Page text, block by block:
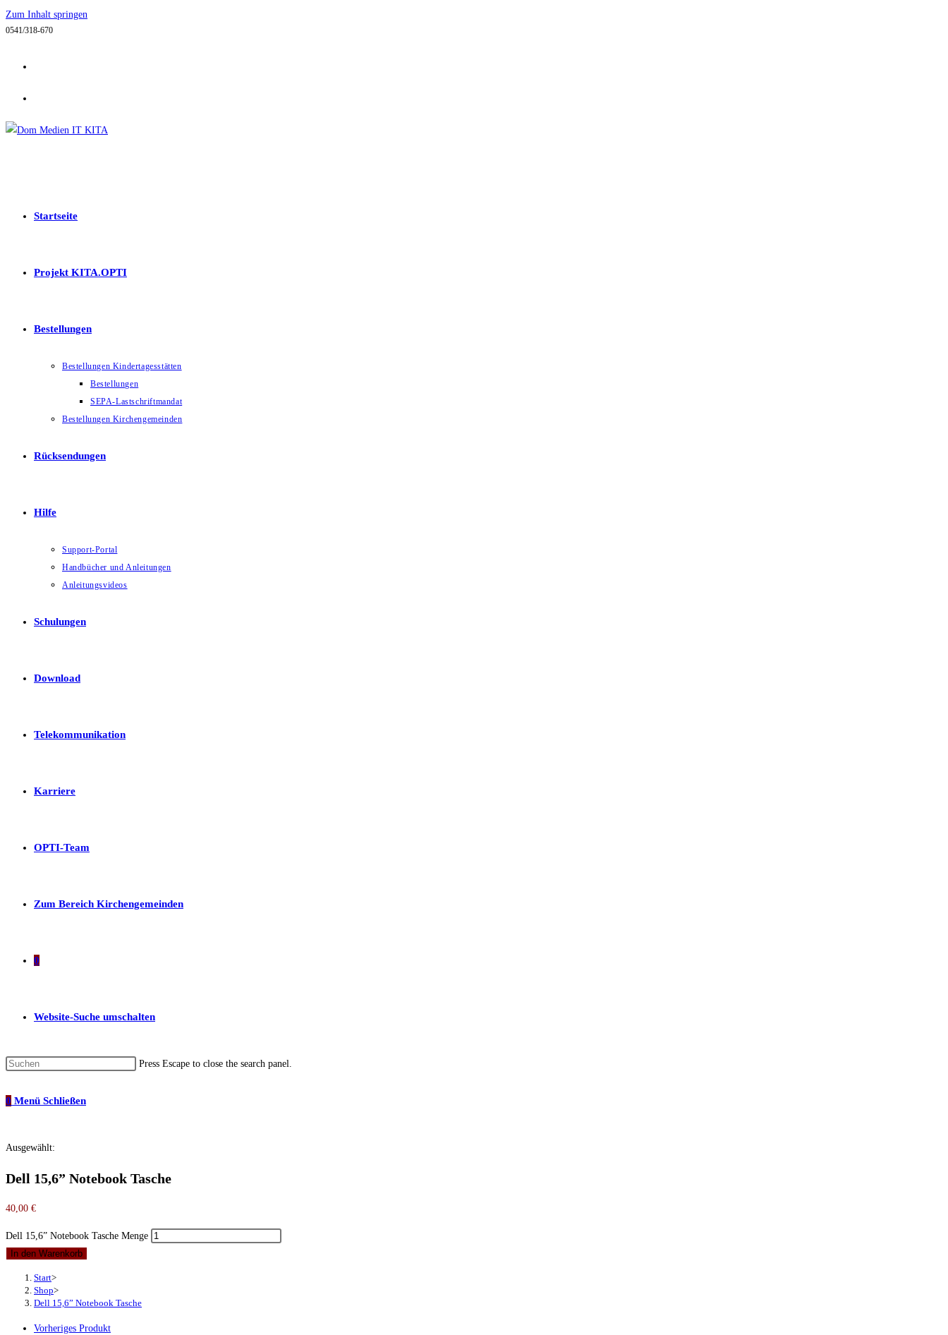
Zum Inhalt springen
0541/318-670
Startseite
Projekt KITA.OPTI
Bestellungen
Bestellungen Kindertagesstätten
Bestellungen
SEPA-Lastschriftmandat
Bestellungen Kirchengemeinden
Rücksendungen
Hilfe
Support-Portal
Handbücher und Anleitungen
Anleitungsvideos
Schulungen
Download
Telekommunikation
Karriere
OPTI-Team
Zum Bereich Kirchengemeinden
0
Website-Suche umschalten
Press Escape to close the search panel.
0 Menü Schließen
Ausgewählt:
Dell 15,6” Notebook Tasche
40,00 €
Dell 15,6” Notebook Tasche Menge
In den Warenkorb
Start>
Shop>
Dell 15,6” Notebook Tasche
Vorheriges Produkt